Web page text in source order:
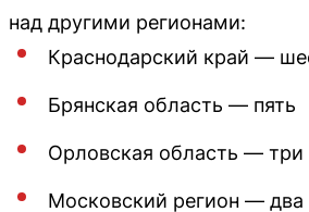
над другими регионами:
Краснодарский край —
Брянская область — пять
Орловская область — три
Московский регион — два